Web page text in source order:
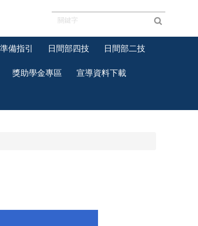
備指引 日間部四技 日間部二技
獎助學金專區 宣導資料下載